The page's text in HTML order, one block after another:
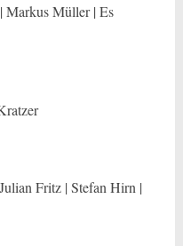
Markus Müller | Es
Fritz | Stefan Hirn |